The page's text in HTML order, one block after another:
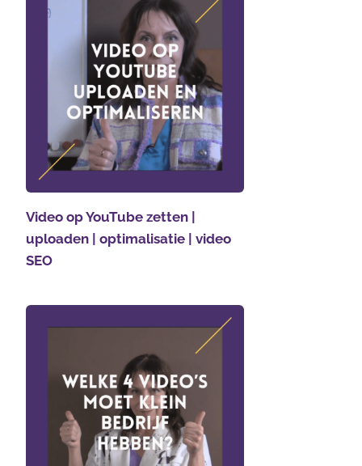
Video op YouTube zetten |
uploaden | optimalisatie | video
SEO